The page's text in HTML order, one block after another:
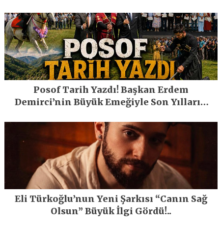
Posof Tarih Yazdı! Başkan Erdem
Demirci’nin Büyük Emeğiyle Son Yılların
Eli Türkoğlu’nun Yeni Şarkısı “Canın Sağ
Olsun” Büyük İlgi Gördü!..